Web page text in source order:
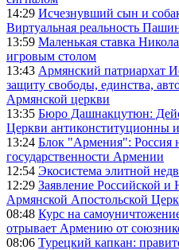
14:29 Исчезнувший сын и
Виртуальная реальность
13:59 Маленькая ставка
игровым столом
13:43 Армянский патриархат
защиту свободы, единства,
Армянской церкви
13:35 Бюро Дашнакцутюн:
Церкви антиконституционны
13:24 Блок "Армения": Россия
государственности Армении
12:54 Экосистема элитной
12:29 Заявление Российской
Армянской Апостольской
08:48 Курс на
отрывает Армению от
08:06 Турецкий капкан: